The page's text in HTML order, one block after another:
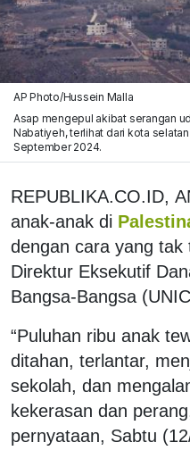
AP Photo/Hussein Malla
Asap mengepul akibat serangan
Nabatiyeh, terlihat dari kota
September 2024.
REPUBLIKA.CO.ID,
anak-anak di
dengan cara yang tak
Direktur Eksekutif
Bangsa-Bangsa
“Puluhan ribu anak
ditahan, terlantar,
sekolah, dan
kekerasan dan
pernyataan, Sabtu